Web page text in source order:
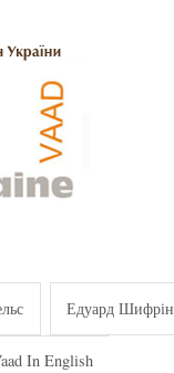
Едуард Шифрін
In English